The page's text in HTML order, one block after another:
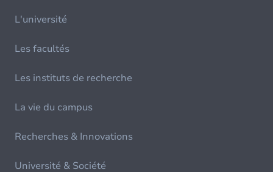
L'université
Les facultés
Les instituts de recherche
La vie du campus
Recherches & Innovations
Université & Société